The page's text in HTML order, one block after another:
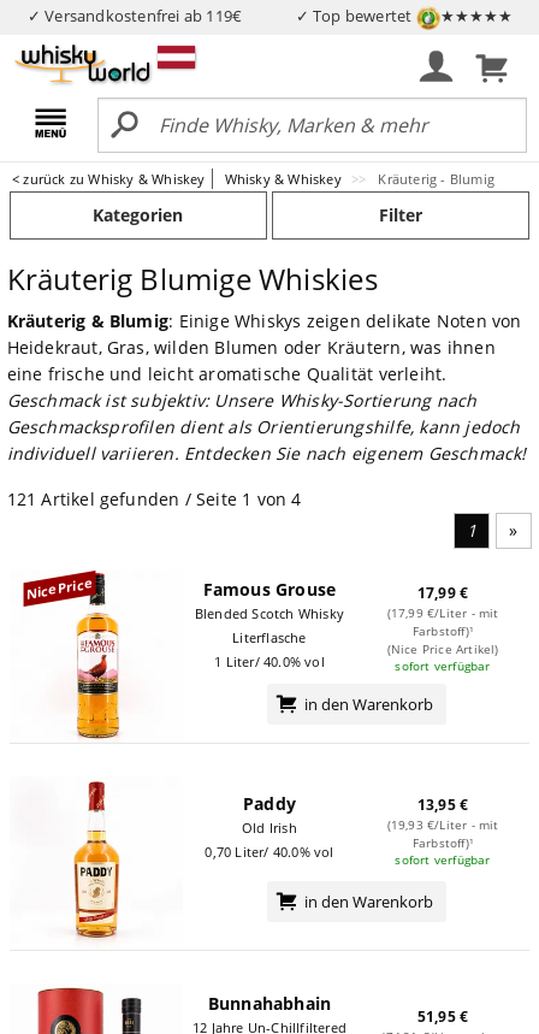
✓ Versandkostenfrei ab 119€ ✓ Top bewertet ★★★★★
< zurück zu Whisky & Whiskey Whisky & Whiskey Kräuterig - Blumig
Kategorien Filter
Kräuterig Blumige Whiskies
Kräuterig & Blumig: Einige Whiskys zeigen delikate Noten von
Heidekraut, Gras, wilden Blumen oder Kräutern, was ihnen
eine frische und leicht aromatische Qualität verleiht.
Geschmack ist subjektiv: Unsere Whisky-Sortierung nach
Geschmacksprofilen dient als Orientierungshilfe, kann jedoch
individuell variieren. Entdecken Sie nach eigenem Geschmack!
121 Artikel gefunden / Seite 1 von 4
1
NicePrice Famous Grouse
Blended Scotch Whisky
Literflasche
1 Liter/ 40.0% vol
17,99 €
(17,99 €/Liter - mit
Farbstoff)¹
(Nice Price Artikel)
sofort verfügbar
in den Warenkorb
Paddy
Old Irish
0,70 Liter/ 40.0% vol
13,95 €
(19,93 €/Liter - mit
Farbstoff)¹
sofort verfügbar
in den Warenkorb
Bunnahabhain
12 Jahre Un-Chillfiltered
51,95 €